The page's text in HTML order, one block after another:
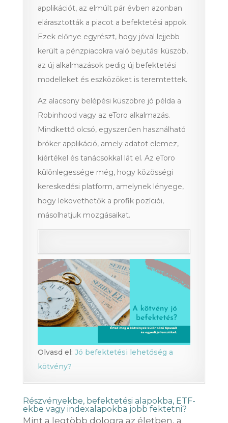
applikációt, az elmúlt pár évben azonban
elárasztották a piacot a befektetési appok.
Ezek előnye egyrészt, hogy jóval lejjebb
került a pénzpiacokra való bejutási küszöb,
az új alkalmazások pedig új befektetési
modelleket és eszközöket is teremtettek.
Az alacsony belépési küszöbre jó példa a
Robinhood vagy az eToro alkalmazás.
Mindkettő olcsó, egyszerűen használható
bróker applikáció, amely adatot elemez,
kiértékel és tanácsokkal lát el. Az eToro
különlegessége még, hogy közösségi
kereskedési platform, amelynek lényege,
hogy lekövethetők a profik pozíciói,
másolhatjuk mozgásaikat.
Olvasd el: Jó befektetési lehetőség a
kötvény?
Részvényekbe, befektetési alapokba, ETF-
ekbe vagy indexalapokba jobb fektetni?
Mint a legtöbb dologra az életben, a